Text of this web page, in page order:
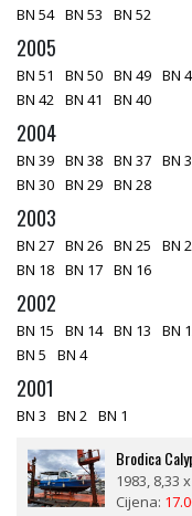
BN 54 BN 53 BN 52
2005
BN 51 BN 50 BN 49 BN
BN 42 BN 41 BN 40
2004
BN 39 BN 38 BN 37 BN
BN 30 BN 29 BN 28
2003
BN 27 BN 26 BN 25 BN
BN 18 BN 17 BN 16
2002
BN 15 BN 14 BN 13 BN
BN 5
BN 4
2001
BN 3 BN 2 BN 1
Brodica
1983, 8,33
Cijena: